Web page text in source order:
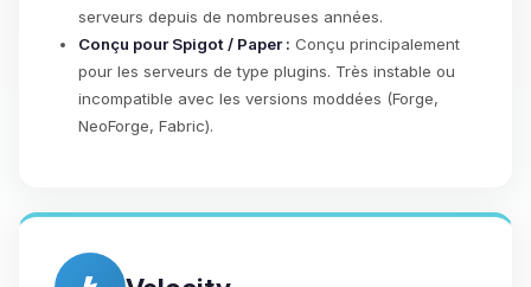
serveurs depuis de nombreuses années.
Conçu pour Spigot / Paper : Conçu principalement
pour les serveurs de type plugins. Très instable ou
incompatible avec les versions moddées (Forge,
NeoForge, Fabric).